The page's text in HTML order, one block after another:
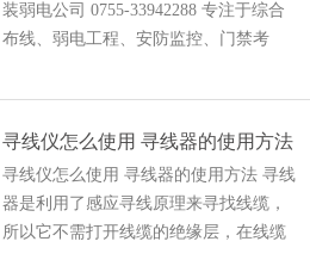
装弱电公司 0755-33942288 专注于综合
布线、弱电工程、安防监控、门禁考
工程项目承包、施工商。公司一直秉承
寻线仪怎么使用 寻线器的使用方法
寻线仪怎么使用 寻线器的使用方法 寻线
器是利用了感应寻线原理来寻找线缆，
所以它不需打开线缆的绝缘层，在线缆